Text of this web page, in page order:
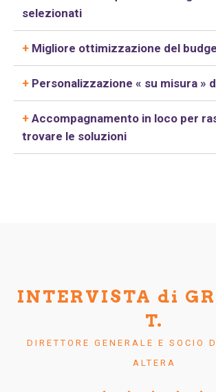
selezionati
+ Migliore ottimizzazione del
+ Personalizzazione « su misura »
+ Accompagnamento in loco per
trovare le soluzioni
INTERVISTA di
T.
DIRETTORE GENERALE E SOCIO
ALTERA